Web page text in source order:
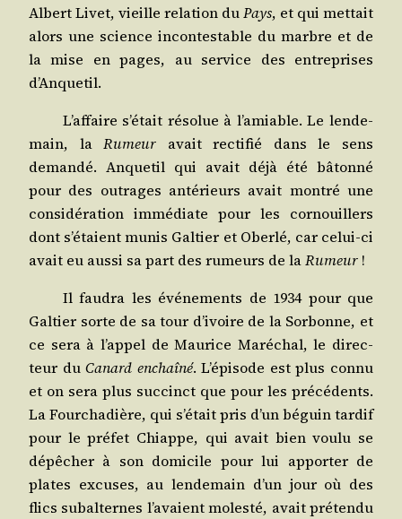
Albert Livet, vieille rela­tion duPays, et qui met­tait
alors une science incon­tes­table du marbre et de
la mise en pages, au ser­vice des entre­prises
d’Anquetil.
L’af­faire s’é­tait réso­lue à l’a­miable. Le len­de­
main, laRumeur avait rec­ti­fié dans le sens
deman­dé. Anque­til qui avait déjà été bâton­né
pour des outrages anté­rieurs avait mon­tré une
consi­dé­ra­tion immé­diate pour les cor­nouillers
dont s’é­taient munis Gal­tier et Ober­lé, car celui-ci
avait eu aus­si sa part des rumeurs de laRumeur !
Il fau­dra les évé­ne­ments de 1934 pour que
Gal­tier sorte de sa tour d’i­voire de la Sor­bonne, et
ce sera à l’ap­pel de Mau­rice Maré­chal, le direc­
teur duCanard enchaî­né. L’é­pi­sode est plus connu
et on sera plus suc­cinct que pour les pré­cé­dents.
La Four­cha­dière, qui s’é­tait pris d’un béguin tar­dif
pour le pré­fet Chiappe, qui avait bien vou­lu se
dépê­cher à son domi­cile pour lui appor­ter de
plates excuses, au len­de­main d’un jour où des
flics subal­ternes l’a­vaient moles­té, avait pré­ten­du